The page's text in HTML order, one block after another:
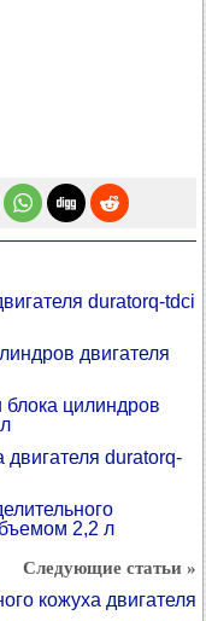
duratorq-tdci
двигателя
цилиндров
двигателя duratorq-
2,2 л
Следующие статьи »
кожуха двигателя